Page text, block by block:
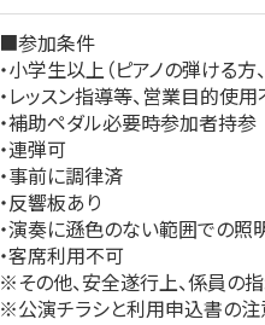
■参加条件
・小学生以上（ピアノの弾ける方
・レッスン指導等、営業目的使
・補助ペダル必要時参加者持参
・連弾可
・事前に調律済
・反響板あり
・演奏に遜色のない範囲での照
・客席利用不可
※その他、安全遂行上、係員の
※公演チラシと利用申込書の注